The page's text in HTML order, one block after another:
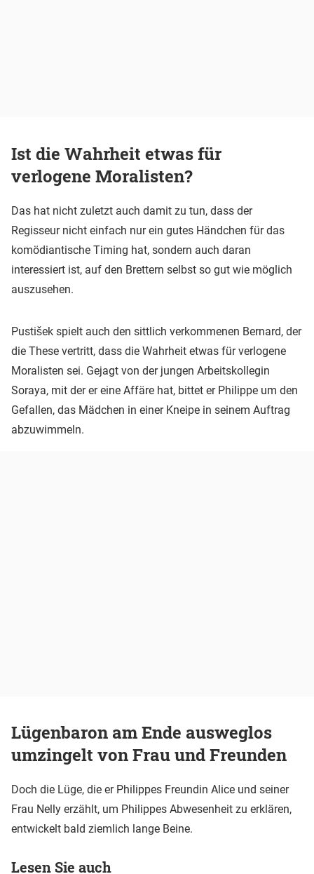
Ist die Wahrheit etwas für
verlogene Moralisten?
Das hat nicht zuletzt auch damit zu tun, dass der
Regisseur nicht einfach nur ein gutes Händchen für das
komödiantische Timing hat, sondern auch daran
interessiert ist, auf den Brettern selbst so gut wie möglich
auszusehen.
Pustišek spielt auch den sittlich verkommenen Bernard, der
die These vertritt, dass die Wahrheit etwas für verlogene
Moralisten sei. Gejagt von der jungen Arbeitskollegin
Soraya, mit der er eine Affäre hat, bittet er Philippe um den
Gefallen, das Mädchen in einer Kneipe in seinem Auftrag
abzuwimmeln.
Lügenbaron am Ende ausweglos
umzingelt von Frau und Freunden
Doch die Lüge, die er Philippes Freundin Alice und seiner
Frau Nelly erzählt, um Philippes Abwesenheit zu erklären,
entwickelt bald ziemlich lange Beine.
Lesen Sie auch